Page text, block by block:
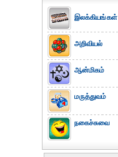
இலக்கியங்கள்
அறிவியல்
ஆன்மிகம்
மருத்துவம்
நகைச்சுவை